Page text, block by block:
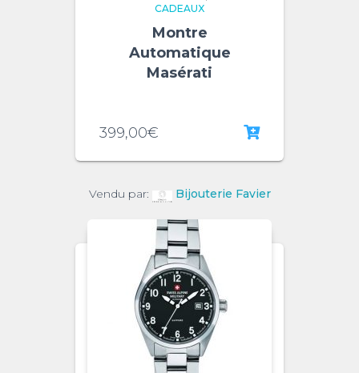
CADEAUX
Montre
Automatique
Masérati
399,00€
Vendu par: Bijouterie Favier